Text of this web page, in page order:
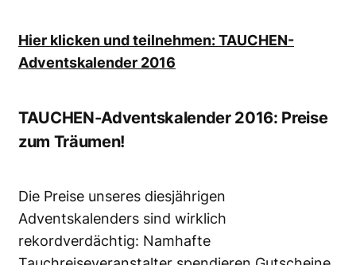
Hier klicken und teilnehmen: TAUCHEN-
Adventskalender 2016
TAUCHEN-Adventskalender 2016: Preise
zum Träumen!
Die Preise unseres diesjährigen
Adventskalenders sind wirklich
rekordverdächtig: Namhafte